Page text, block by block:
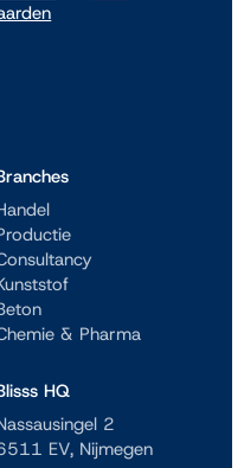
& Pharma
HQ
2
EV, Nijmegen